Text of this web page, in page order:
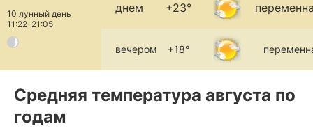
10 лунный день
11:22-21:05
днем +23°
вечером +18°
Средняя температура августа по
годам